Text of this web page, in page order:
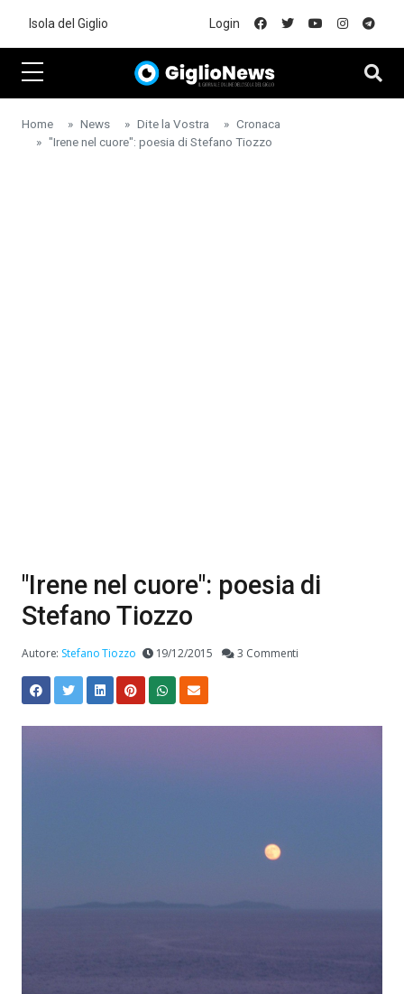
Isola del Giglio Login
Home News Dite la Vostra
Cronaca
"Irene nel cuore": poesia di Stefano Tiozzo
"Irene nel cuore": poesia di
Stefano Tiozzo
Autore: Stefano Tiozzo 19/12/2015 3 Commenti